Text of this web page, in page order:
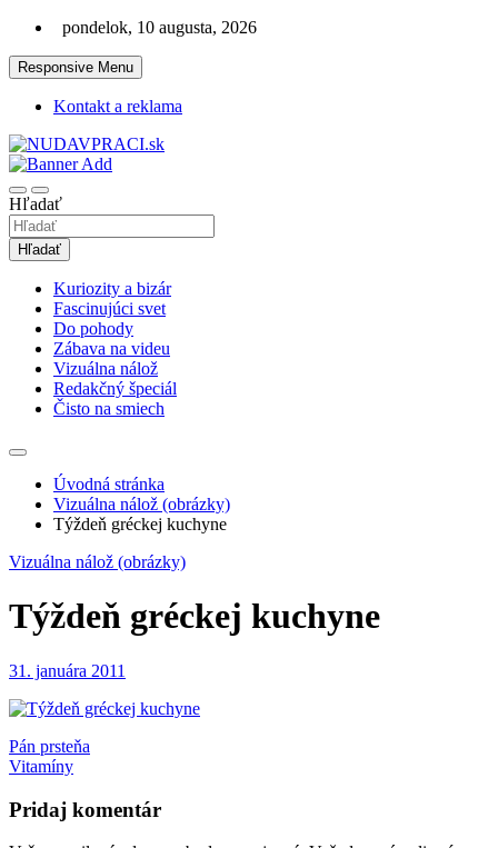
Skip
content
pondelok, 10 augusta, 2026
Responsive Menu
Kontakt a reklama
nudaVpráci.sk
Hľadať
Hľadať
Kuriozity a bizár
Fascinujúci svet
Do pohody
Zábava na videu
Vizuálna nálož
Redakčný špeciál
Čisto na smiech
Úvodná stránka
Vizuálna nálož (obrázky)
Týždeň gréckej kuchyne
Vizuálna nálož (obrázky)
Týždeň gréckej kuchyne
31. januára 2011
Navigácia
v
článku
Pán prsteňa
Vitamíny
Pridaj komentár